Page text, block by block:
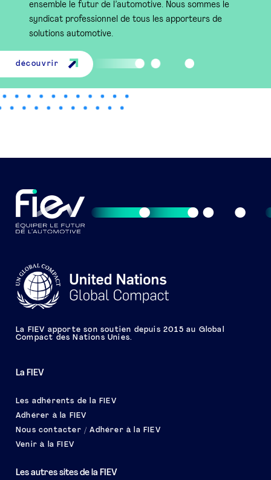
ensemble le futur de l’automotive. Nous sommes le
syndicat professionnel de tous les apporteurs de
solutions automotive.
découvrir
La FIEV
Les adhérents de la FIEV
Adhérer à la FIEV
Nous contacter / Adhérer à la FIEV
Venir à la FIEV
Les autres sites de la FIEV
La FIEV apporte son soutien depuis 2015 au Global
Compact des Nations Unies.